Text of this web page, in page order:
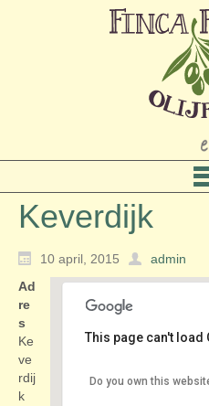
Keverdijk
10 april, 2015 admin
Keverdijk
This page can't
Do you own this
Ad
re
s
Ke
ve
rdij
k